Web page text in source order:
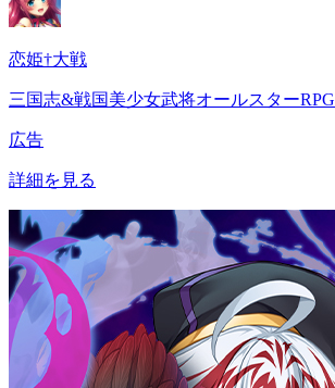
恋姫†大戦
三国志&戦国美少女武将オールスターRPG
広告
詳細を見る